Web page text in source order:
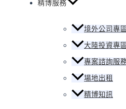
精博服務
境外公司專
大陸投資專
專案諮詢服
場地出租
精博知訊